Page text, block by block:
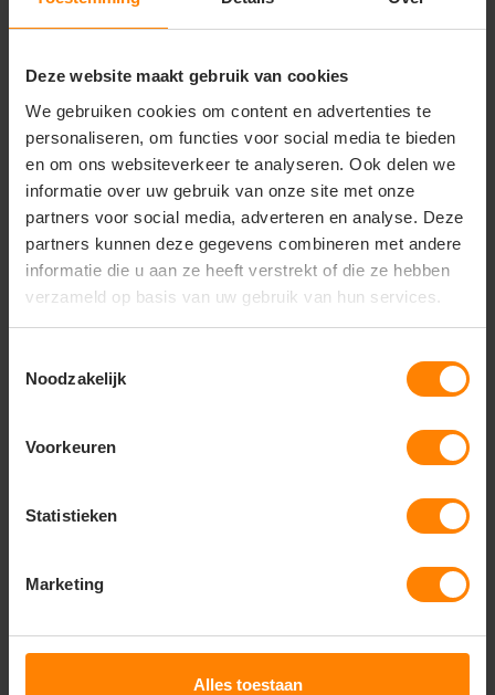
Deze website maakt gebruik van cookies
We gebruiken cookies om content en advertenties te
personaliseren, om functies voor social media te bieden
en om ons websiteverkeer te analyseren. Ook delen we
informatie over uw gebruik van onze site met onze
partners voor social media, adverteren en analyse. Deze
partners kunnen deze gegevens combineren met andere
informatie die u aan ze heeft verstrekt of die ze hebben
verzameld op basis van uw gebruik van hun services.
Noodzakelijk
Voorkeuren
Statistieken
Marketing
Alles toestaan
store Bezoek onze showroom:
Productomschrijving Verzendinformatie
Productomschrijving
Productinformatie
Swing‑pockets / holsterzakken — extra
opbergruimte los toe te voegen aan werkbroeken.
Hoge zichtbaarheid door High‑Vis bicolor ontwerp.
riemlussen van je broek kunt bevestigen.
80% polyester / 20% katoen
Overige informatie
werkbroeken.
of materialen bij werk.
Wasbaar op 40 °C; niet geschikt voor droger of